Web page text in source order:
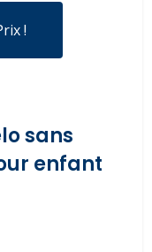
!
sans
enfant